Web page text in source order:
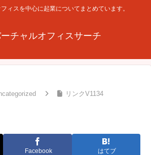
ィスを中心に起業についてまとめています。
チャルオフィスサーチ
リンクV1134
Facebook はてブ